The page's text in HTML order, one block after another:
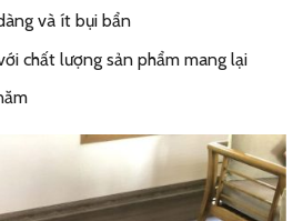
và ít bụi bẩn
chất lượng sản phẩm mang lại